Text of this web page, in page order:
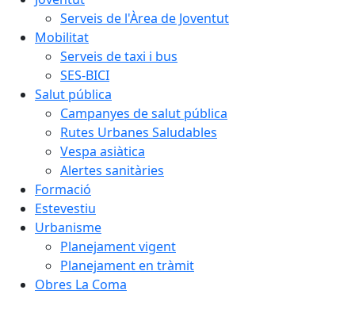
Serveis de l'Àrea de Joventut
Mobilitat
Serveis de taxi i bus
SES-BICI
Salut pública
Campanyes de salut pública
Rutes Urbanes Saludables
Vespa asiàtica
Alertes sanitàries
Formació
Estevestiu
Urbanisme
Planejament vigent
Planejament en tràmit
Obres La Coma